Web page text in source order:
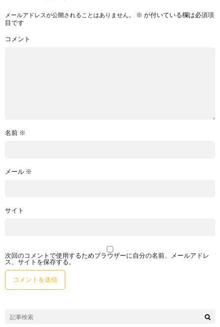
メールアドレスが公開されることはありません。 ※ が付いている欄は必須項
目です
コメント
名前 ※
メール ※
サイト
次回のコメントで使用するためブラウザーに自分の名前、メールアドレ
ス、サイトを保存する。